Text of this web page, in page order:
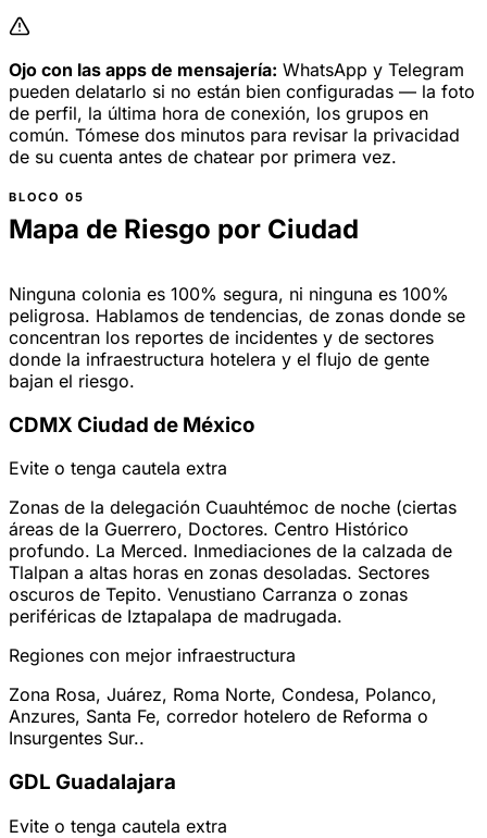
Ojo con las apps de mensajería: WhatsApp y Telegram
pueden delatarlo si no están bien configuradas — la foto
de perfil, la última hora de conexión, los grupos en
común. Tómese dos minutos para revisar la privacidad
de su cuenta antes de chatear por primera vez.
Mapa de Riesgo por Ciudad
Ninguna colonia es 100% segura, ni ninguna es 100%
peligrosa. Hablamos de tendencias, de zonas donde se
concentran los reportes de incidentes y de sectores
donde la infraestructura hotelera y el flujo de gente
bajan el riesgo.
CDMX Ciudad de México
Evite o tenga cautela extra
Zonas de la delegación Cuauhtémoc de noche (ciertas
áreas de la Guerrero, Doctores. Centro Histórico
profundo. La Merced. Inmediaciones de la calzada de
Tlalpan a altas horas en zonas desoladas. Sectores
oscuros de Tepito. Venustiano Carranza o zonas
periféricas de Iztapalapa de madrugada.
Regiones con mejor infraestructura
Zona Rosa, Juárez, Roma Norte, Condesa, Polanco,
Anzures, Santa Fe, corredor hotelero de Reforma o
Insurgentes Sur..
GDL Guadalajara
Evite o tenga cautela extra